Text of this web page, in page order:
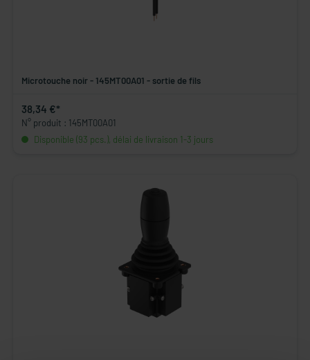
Microtouche noir - 145MT00A01 - sortie de fils
38,34 €*
N° produit : 145MT00A01
Disponible (93 pcs.), délai de livraison 1-3 jours